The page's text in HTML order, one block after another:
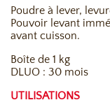
Poudre à lever,
Pouvoir levant
avant cuisson.
Boîte de 1 kg
DLUO : 30 mois
UTILISATIONS